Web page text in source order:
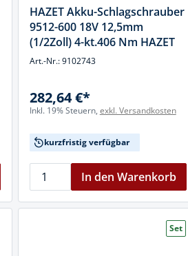
HAZET Akku-Schlagschrauber
9512-600 18V 12,5mm
(1/2Zoll) 4-kt.406 Nm HAZET
Art.-Nr.: 9102743
282,64 €*
Inkl. 19% Steuern, exkl. Versandkosten
kurzfristig verfügbar
In den Warenkorb
Set